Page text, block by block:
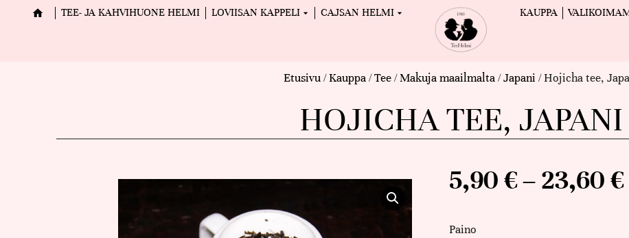
TEE- JA KAHVIHUONE HELMI LOVIISAN KAPPELI CAJSAN HELMI KAUPPA
Etusivu/Kauppa/Tee/Makuja maailmalta/Japani / Hojicha tee,
HOJICHA TEE, JAPANI
5,90€– 23,60€
Paino